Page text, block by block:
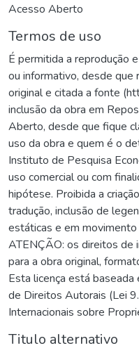
Acesso Aberto
Termos de uso
É permitida a reprodução
ou informativo, desde
original e citada a fonte
inclusão da obra em
Aberto, desde que fique
uso da obra e quem é o
Instituto de Pesquisa
uso comercial ou com
hipótese. Proibida a
tradução, inclusão de
estáticas e em
ATENÇÃO: os direitos de
para a obra original,
Esta licença está
de Direitos Autorais (Lei
Internacionais sobre
Titulo alternativo